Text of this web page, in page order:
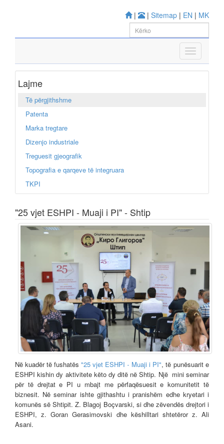
| | Sitemap | EN | MK
Lajme
Të përgjithshme
Patenta
Marka tregtare
Dizenjo industriale
Treguesit gjeografik
Topografia e qarqeve të integruara
TKPI
"25 vjet ESHPI - Muaji i PI" - Shtip
Në kuadër të fushatës "25 vjet ESHPI - Muaji i PI", të punësuarit e
ESHPI kishin dy aktivitete këto dy ditë në Shtip. Një mini seminar
për të drejtat e PI u mbajt me përfaqësuesit e komunitetit të
biznesit. Në seminar ishte gjithashtu i pranishëm edhe kryetari i
komunës së Shtipit. Z. Blagoj Boçvarski, si dhe zëvendës drejtori i
ESHPI, z. Goran Gerasimovski dhe këshilltari shtetëror z. Ali
Asani.